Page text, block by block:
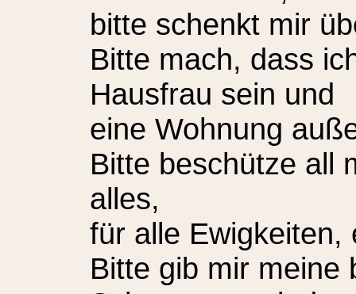
bitte schenkt mir
Bitte mach, dass
Hausfrau sein und
eine Wohnung
Bitte beschütze all
alles,
für alle Ewigkeiten,
Bitte gib mir meine